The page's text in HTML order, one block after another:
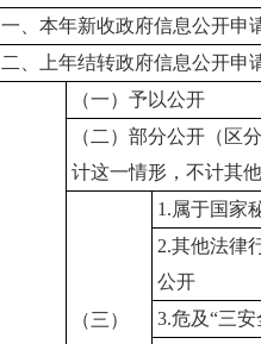
一、本年新收政府信息公开申
二、上年结转政府信息公开申
（一）予以公开
（二）部分公开（区
计这一情形，不计其他
（三）
1.属于国家
2.其他法律
公开
3.危及“三